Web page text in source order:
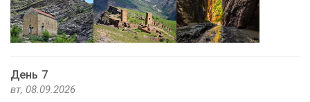
День 7
вт, 08.09.2026